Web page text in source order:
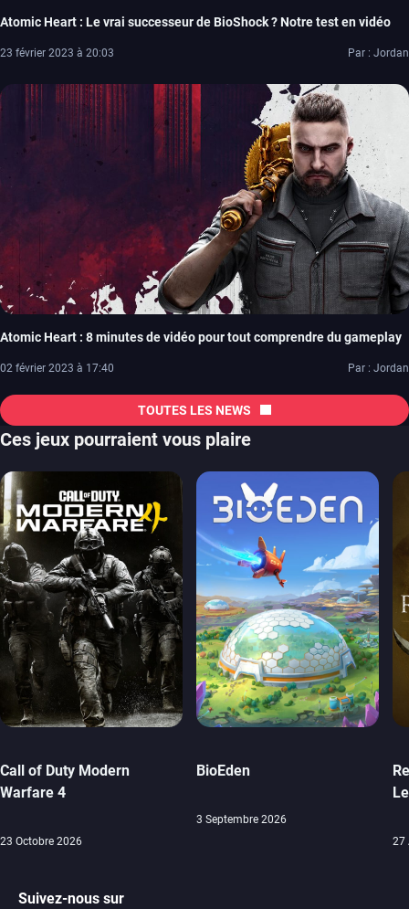
Atomic Heart : Le vrai successeur de BioShock ? Notre test en vidéo
23 février 2023 à 20:03 Par : Jordan
Atomic Heart : 8 minutes de vidéo pour tout comprendre du gameplay
02 février 2023 à 17:40 Par : Jordan
TOUTES LES NEWS
Ces jeux pourraient vous plaire
Call of Duty Modern
Warfare 4
23 Octobre 2026
BioEden
3 Septembre 2026
27
Suivez-nous sur